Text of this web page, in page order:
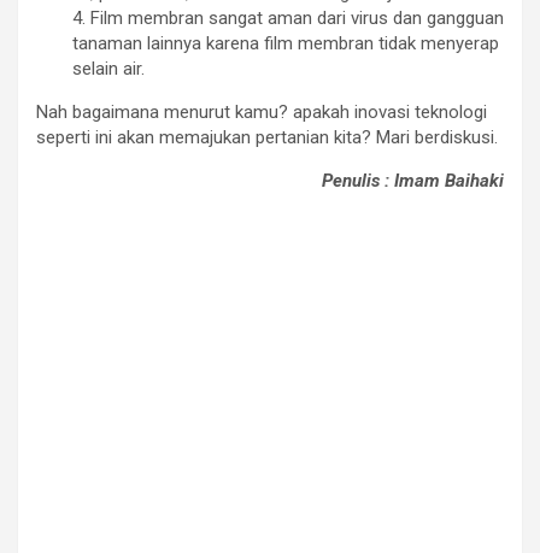
4. Film membran sangat aman dari virus dan gangguan
tanaman lainnya karena film membran tidak menyerap
selain air.
Nah bagaimana menurut kamu? apakah inovasi teknologi
seperti ini akan memajukan pertanian kita? Mari berdiskusi.
Penulis : Imam Baihaki